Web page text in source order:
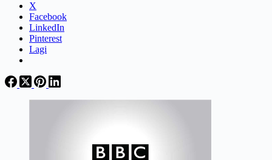
X
Facebook
LinkedIn
Pinterest
Lagi